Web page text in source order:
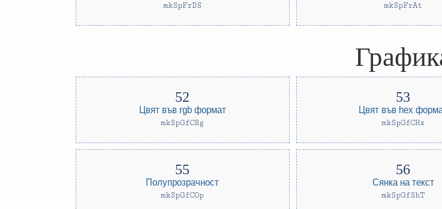
mkSpFrDS mkSpFrAt
Цвят във rgb формат
mkSpGfCRg
Цвят във hex
mkSpGfCHx
Полупрозрачност
mkSpGfCOp
Сянка на текст
mkSpGfShT